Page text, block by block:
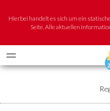
Hierbei handelt es sich um ein
Seite. Alle aktuellen